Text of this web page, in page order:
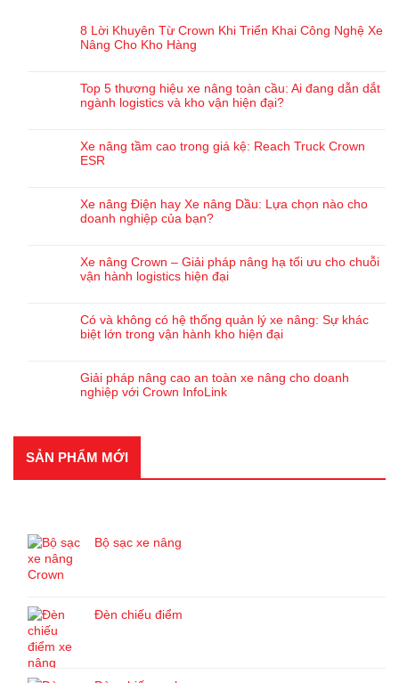
8 Lời Khuyên Từ Crown Khi Triển Khai Công Nghệ Xe
Nâng Cho Kho Hàng
Top 5 thương hiệu xe nâng toàn cầu: Ai đang dẫn dắt
ngành logistics và kho vận hiện đại?
Xe nâng tầm cao trong giá kệ: Reach Truck Crown
ESR
Xe nâng Điện hay Xe nâng Dầu: Lựa chọn nào cho
doanh nghiệp của bạn?
Xe nâng Crown – Giải pháp nâng hạ tối ưu cho chuỗi
vận hành logistics hiện đại
Có và không có hệ thống quản lý xe nâng: Sự khác
biệt lớn trong vận hành kho hiện đại
Giải pháp nâng cao an toàn xe nâng cho doanh
nghiệp với Crown InfoLink
SẢN PHẨM MỚI
Bộ sạc xe nâng
Đèn chiếu điểm